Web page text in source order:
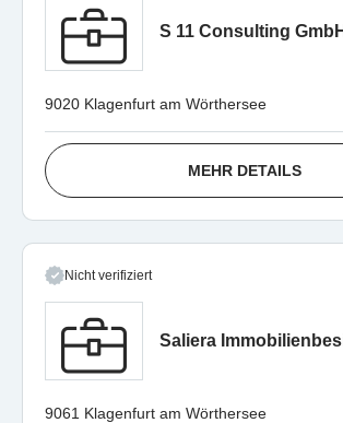
S 11 Consulting GmbH
9020 Klagenfurt am Wörthersee
MEHR DETAILS
Nicht verifiziert
Saliera
9061 Klagenfurt am Wörthersee